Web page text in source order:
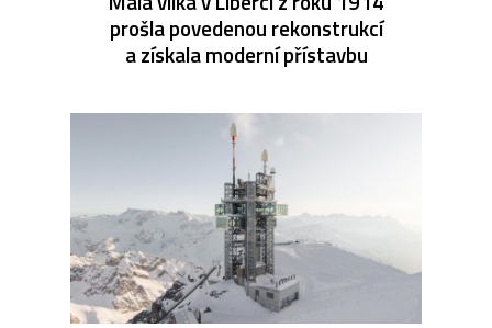
prošla povedenou rekonstrukcí
a získala moderní přístavbu